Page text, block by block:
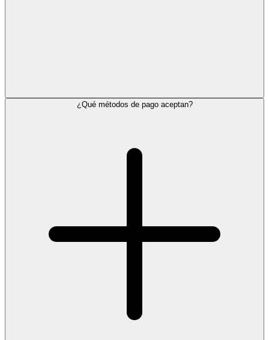
¿Qué métodos de pago aceptan?